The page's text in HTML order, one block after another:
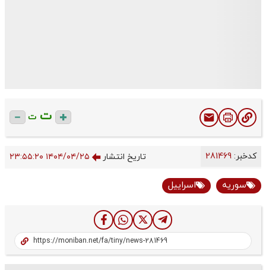
ت ت
کدخبر: تاریخ انتشار ۱۴۰۴/۰۴/۲۵ ۲۳:۵۵:۲۰
سوریه اسراییل